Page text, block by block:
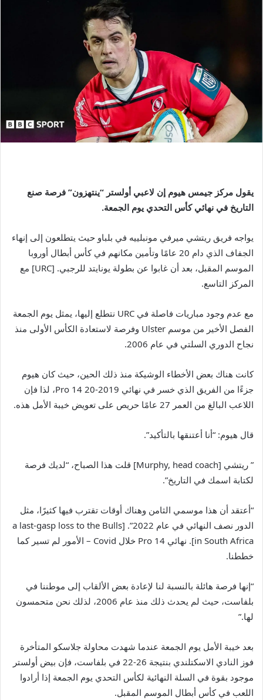
يقول مركز جيمس هيوم إن لاعبي أولستر “ينتهزون” فرصة صنع
التاريخ في نهائي كأس التحدي يوم الجمعة.
يواجه فريق ريتشي ميرفي مونبلييه في بلباو حيث يتطلعون إلى إنهاء
الجفاف الذي دام 20 عامًا وتأمين مكانهم في كأس أبطال أوروبا
الموسم المقبل، بعد أن غابوا عن بطولة يونايتد للرجبي. [URC] مع
المركز التاسع.
مع عدم وجود مباريات فاصلة في URC نتطلع إليها، يمثل يوم الجمعة
الفصل الأخير من موسم Ulster وفرصة لاستعادة الكأس الأولى منذ
نجاح الدوري السلتي في عام 2006.
كانت هناك بعض الأخطاء الوشيكة منذ ذلك الحين، حيث كان هيوم
جزءًا من الفريق الذي خسر في نهائي 2019-20 Pro 14، لذا فإن
اللاعب البالغ من العمر 27 عامًا حريص على تعويض خيبة الأمل هذه.
قال هيوم: “أنا أعتنقها بالتأكيد”.
” ريتشي [Murphy, head coach] قلت هذا الصباح، “لديك فرصة
لكتابة اسمك في التاريخ”.
“أعتقد أن هذا موسمي الثامن وهناك أوقات تقترب فيها كثيرًا، مثل
الدور نصف النهائي في عام 2022”. [a last-gasp loss to the Bulls
in South Africa]. نهائي Pro 14 خلال Covid – الأمور لم تسير كما
خططنا.
“إنها فرصة هائلة بالنسبة لنا لإعادة بعض الألقاب إلى موطننا في
بلفاست، حيث لم يحدث ذلك منذ عام 2006، لذلك نحن متحمسون
لها.”
بعد خيبة الأمل يوم الجمعة عندما شهدت محاولة جلاسكو المتأخرة
فوز النادي الاسكتلندي بنتيجة 26-22 في بلفاست، فإن بيض أولستر
موجود بقوة في السلة النهائية لكأس التحدي يوم الجمعة إذا أرادوا
اللعب في كأس أبطال الموسم المقبل.